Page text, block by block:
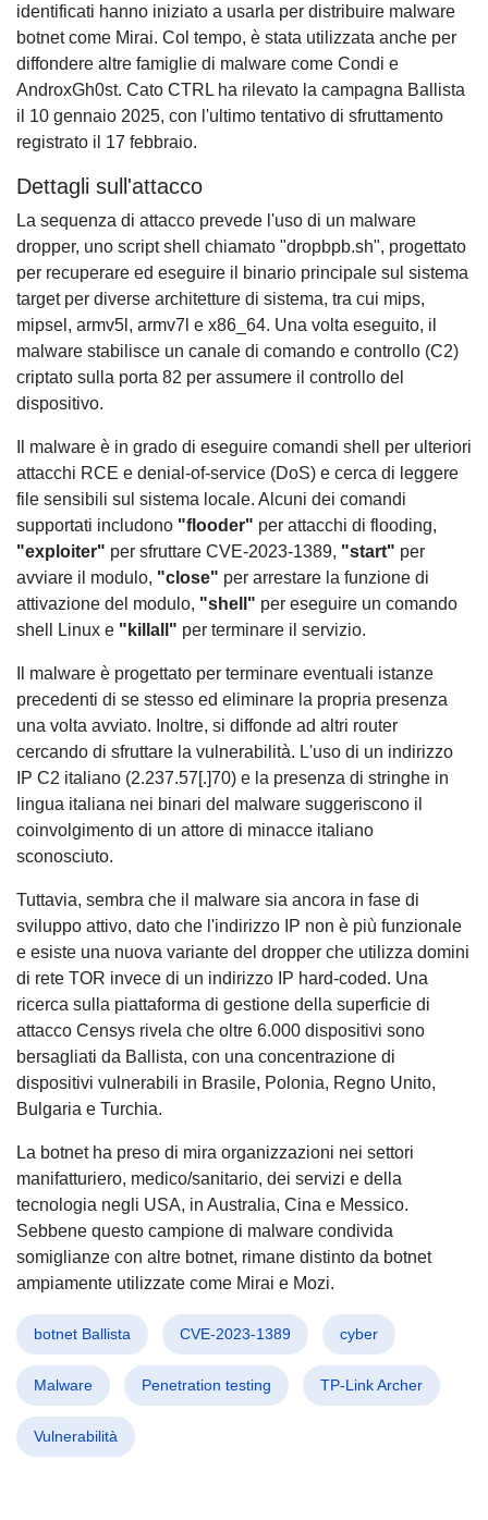
identificati hanno iniziato a usarla per distribuire malware
botnet come Mirai. Col tempo, è stata utilizzata anche per
diffondere altre famiglie di malware come Condi e
AndroxGh0st. Cato CTRL ha rilevato la campagna Ballista
il 10 gennaio 2025, con l'ultimo tentativo di sfruttamento
registrato il 17 febbraio.
Dettagli sull'attacco
La sequenza di attacco prevede l'uso di un malware
dropper, uno script shell chiamato "dropbpb.sh", progettato
per recuperare ed eseguire il binario principale sul sistema
target per diverse architetture di sistema, tra cui mips,
mipsel, armv5l, armv7l e x86_64. Una volta eseguito, il
malware stabilisce un canale di comando e controllo (C2)
criptato sulla porta 82 per assumere il controllo del
dispositivo.
Il malware è in grado di eseguire comandi shell per ulteriori
attacchi RCE e denial-of-service (DoS) e cerca di leggere
file sensibili sul sistema locale. Alcuni dei comandi
supportati includono "flooder" per attacchi di flooding,
"exploiter" per sfruttare CVE-2023-1389, "start" per
avviare il modulo, "close" per arrestare la funzione di
attivazione del modulo, "shell" per eseguire un comando
shell Linux e "killall" per terminare il servizio.
Il malware è progettato per terminare eventuali istanze
precedenti di se stesso ed eliminare la propria presenza
una volta avviato. Inoltre, si diffonde ad altri router
cercando di sfruttare la vulnerabilità. L'uso di un indirizzo
IP C2 italiano (2.237.57[.]70) e la presenza di stringhe in
lingua italiana nei binari del malware suggeriscono il
coinvolgimento di un attore di minacce italiano
sconosciuto.
Tuttavia, sembra che il malware sia ancora in fase di
sviluppo attivo, dato che l'indirizzo IP non è più funzionale
e esiste una nuova variante del dropper che utilizza domini
di rete TOR invece di un indirizzo IP hard-coded. Una
ricerca sulla piattaforma di gestione della superficie di
attacco Censys rivela che oltre 6.000 dispositivi sono
bersagliati da Ballista, con una concentrazione di
dispositivi vulnerabili in Brasile, Polonia, Regno Unito,
Bulgaria e Turchia.
La botnet ha preso di mira organizzazioni nei settori
manifatturiero, medico/sanitario, dei servizi e della
tecnologia negli USA, in Australia, Cina e Messico.
Sebbene questo campione di malware condivida
somiglianze con altre botnet, rimane distinto da botnet
ampiamente utilizzate come Mirai e Mozi.
botnet Ballista CVE-2023-1389 cyber
Malware Penetration testing TP-Link Archer
Vulnerabilità